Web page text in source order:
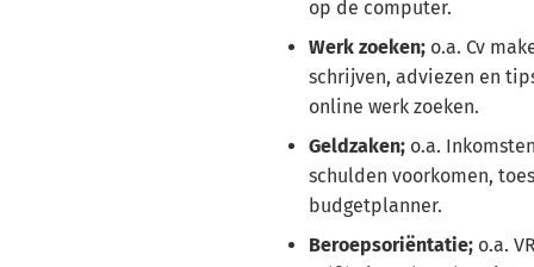
op de computer.
Werk zoeken; o.a. Cv
schrijven, adviezen en
online werk zoeken.
Geldzaken; o.a.
schulden voorkomen,
budgetplanner.
Beroepsoriëntatie; o.a.